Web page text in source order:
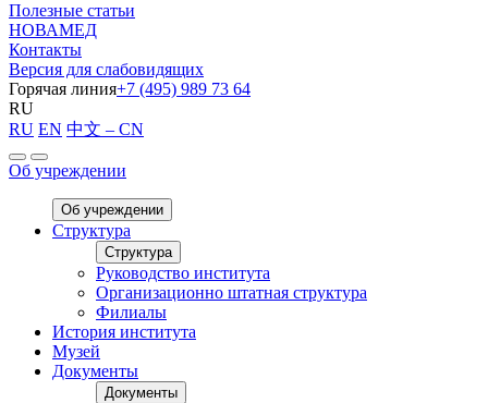
Полезные статьи
НОВАМЕД
Контакты
Версия для слабовидящих
Горячая линия+7 (495) 989 73 64
RU
RU EN 中文 – CN
Об учреждении
Об учреждении
Структура
Структура
Руководство института
Организационно штатная структура
Филиалы
История института
Музей
Документы
Документы